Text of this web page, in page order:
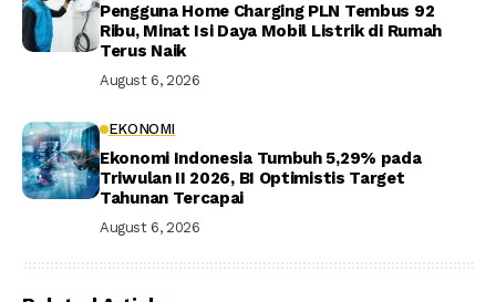
Pengguna Home Charging PLN Tembus 92
Ribu, Minat Isi Daya Mobil Listrik di Rumah
Terus Naik
August 6, 2026
EKONOMI
Ekonomi Indonesia Tumbuh 5,29% pada
Triwulan II 2026, BI Optimistis Target
Tahunan Tercapai
August 6, 2026